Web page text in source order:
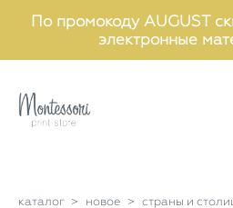
По промокоду AUGUST
электронные
каталог > новое > страны и